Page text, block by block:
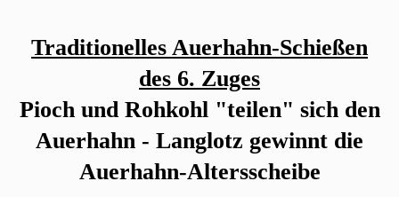
Traditionelles Auerhahn-Schießen
des 6. Zuges
Pioch und Rohkohl "teilen" sich den
Auerhahn - Langlotz gewinnt die
Auerhahn-Altersscheibe